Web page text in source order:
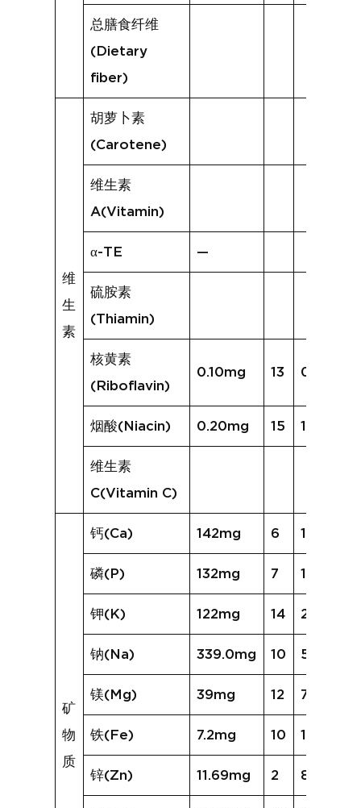
总膳食纤维
(Dietary
fiber)
维
生
素
胡萝卜素
(Carotene)
维生素
A(Vitamin)
α-TE —
硫胺素
(Thiamin)
核黄素
(Riboflavin)
0.10mg 13 0.15mg
烟酸(Niacin) 0.20mg 15 1.85mg
维生素
C(Vitamin C)
矿
物
质
钙(Ca) 142mg 6 146mg
磷(P) 132mg 7 182mg
钾(K) 122mg 14 220mg
钠(Na) 339.0mg 10 571.7mg
镁(Mg) 39mg 12 79mg
铁(Fe) 7.2mg 10 11.4mg
锌(Zn) 11.69mg 2 8.44mg